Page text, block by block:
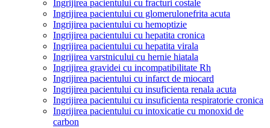
Ingrijirea pacientului cu fracturi costale
Ingrijirea pacientului cu glomerulonefrita acuta
Ingrijirea pacientului cu hemoptizie
Ingrijirea pacientului cu hepatita cronica
Ingrijirea pacientului cu hepatita virala
Ingrijirea varstnicului cu hernie hiatala
Ingrijirea gravidei cu incompatibilitate Rh
Ingrijirea pacientului cu infarct de miocard
Ingrijirea pacientului cu insuficienta renala acuta
Ingrijirea pacientului cu insuficienta respiratorie cronica
Ingrijirea pacientului cu intoxicatie cu monoxid de
carbon